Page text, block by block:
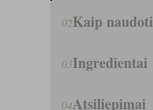
02Kaip naudoti
03Ingredientai
04Atsiliepimai